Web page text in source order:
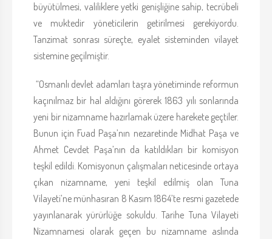
büyütülmesi, valiliklere yetki genişliğine sahip, tecrübeli
ve muktedir yöneticilerin getirilmesi gerekiyordu.
Tanzimat sonrası süreçte, eyalet sisteminden vilayet
sistemine geçilmiştir.
“Osmanlı devlet adamları taşra yönetiminde reformun
kaçınılmaz bir hal aldığını görerek 1863 yılı sonlarında
yeni bir nizamname hazırlamak üzere harekete geçtiler.
Bunun için Fuad Paşa’nın nezaretinde Midhat Paşa ve
Ahmet Cevdet Paşa’nın da katıldıkları bir komisyon
teşkil edildi. Komisyonun çalışmaları neticesinde ortaya
çıkan nizamname, yeni teşkil edilmiş olan Tuna
Vilayeti’ne münhasıran 8 Kasım 1864’te resmi gazetede
yayınlanarak yürürlüğe sokuldu. Tarihe Tuna Vilayeti
Nizamnamesi olarak geçen bu nizamname aslında